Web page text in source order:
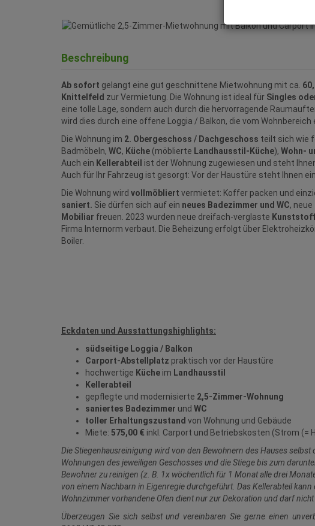
Beschreibung
Ab sofort gelangt eine gut geschnittene Mietwohnung mit ca.
Knittelfeld zur Vermietung. Die Wohnung ist ideal für Singles
eine tolle Lage, sondern auch durch die hervorragende
wird dies durch eine offene Loggia / Balkon, die vom
Die Wohnung im 2. Obergeschoss / Dachgeschoss teilt sich wie
Badmöbeln, WC, Küche (möblierte Landhausstil-Küche), Wohn-
Auch ein Kellerabteil ist der Wohnung zugewiesen und steht
Auch für Ihr Fahrzeug ist gesorgt: Vor der Haustüre steht Ihnen
Die Wohnung wird vollmöbliert vermietet: Koffer packen und
saniert. Sie dürfen sich auf ein neues Badezimmer und WC, neue
Mobiliar freuen. 2023 wurden neue dreifach-verglaste
Firma Internorm verbaut. Die Beheizung erfolgt über
Boiler.
Eckdaten und Ausstattungshighlights:
südseitige Loggia / Balkon
Carport-Abstellplatz praktisch vor der Haustüre
hochwertige Küche im Landhausstil
Kellerabteil
gepflegte und modernisierte 2,5-Zimmer-Wohnung
saniertes Badezimmer und WC
toller Erhaltungszustand von Wohnung und Gebäude
Miete: 575,00 € inkl. Carport und Betriebskosten (Strom (=
Die Stiegenhausreinigung wird von den Bewohnern des Hauses
Wohnungen des jeweiligen Geschosses und die Stiege bis zum
Bewohner zu reinigen (z. B. 1x wöchentlich für 1 Monat alle drei
von einem Nachbarn in Eigenregie durchgeführt. Das Kellerabteil
Wohnzimmer vorhandene Ofen dient nur zur Dekoration und darf
Überzeugen Sie sich selbst und vereinbaren Sie gerne einen